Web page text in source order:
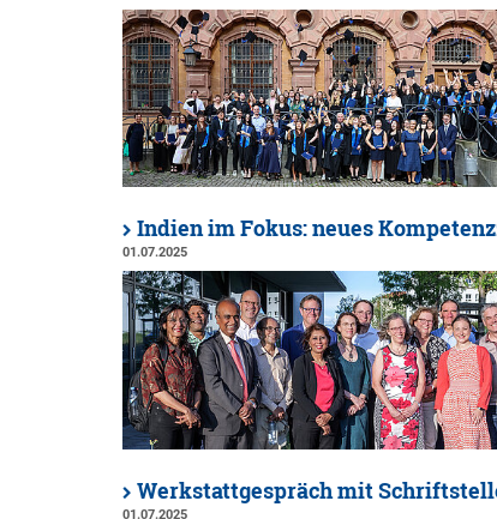
Indien im Fokus: neues
01.07.2025
Werkstattgespräch mit
01.07.2025